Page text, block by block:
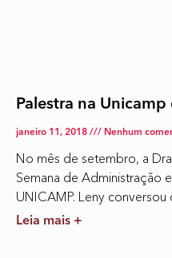
Palestra na Unicamp
janeiro 11, 2018 Nenhum
No mês de setembro, a
Semana de Administração
UNICAMP. Leny
Leia mais +